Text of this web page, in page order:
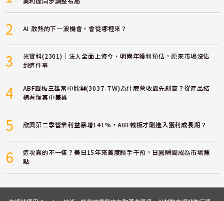
2 AI 散熱的下一波機會，會從哪裡來？
3
光寶科(2301)｜法人全面上修今、明兩年獲利預估，原來市場沒估
到這件事
4
ABF載板三雄當中欣興(3037-TW)為什麼營收最先創高？從產品結
構看懂其中差異
5 欣興第二季營業利益暴增141%，ABF載板才剛進入獲利成長期？
6
這次真的不一樣？美日15年來首度聯手干預，日圓瞬間成為市場焦
點